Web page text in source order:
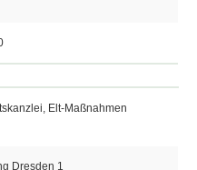
Elt-Maßnahmen
Dresden 1